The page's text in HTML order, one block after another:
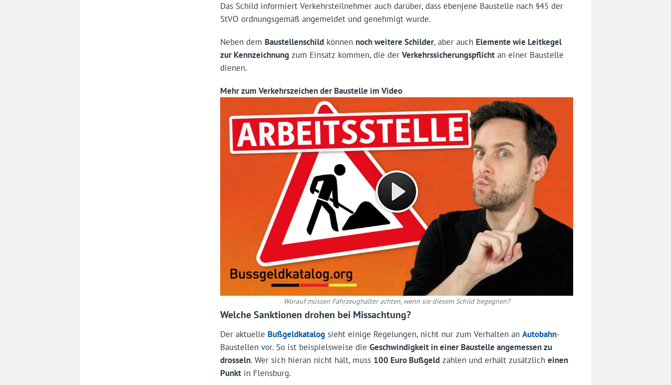
Das Schild informiert Verkehrsteilnehmer auch darüber, dass ebenjene Baustelle nach §45 der
StVO ordnungsgemäß angemeldet und genehmigt wurde.
Neben dem Baustellenschildkönnen noch weitere Schilder, aber auch Elemente wie Leitkegel
zur Kennzeichnungzum Einsatz kommen, die der Verkehrssicherungspflichtan einer Baustelle
dienen.
Mehr zum Verkehrszeichen der Baustelle im Video
Worauf müssen Fahrzeughalter achten, wenn sie diesem Schild begegnen?
Welche Sanktionen drohen bei Missachtung?
Der aktuelle Bußgeldkatalogsieht einige Regelungen, nicht nur zum Verhalten an Autobahn-
Baustellen vor. So ist beispielsweise die Geschwindigkeit in einer Baustelle angemessen zu
drosseln. Wer sich hieran nicht hält, muss 100 Euro Bußgeldzahlen und erhält zusätzlich einen
Punktin Flensburg.